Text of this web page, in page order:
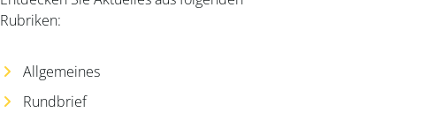
Rubriken:
Allgemeines
Rundbrief